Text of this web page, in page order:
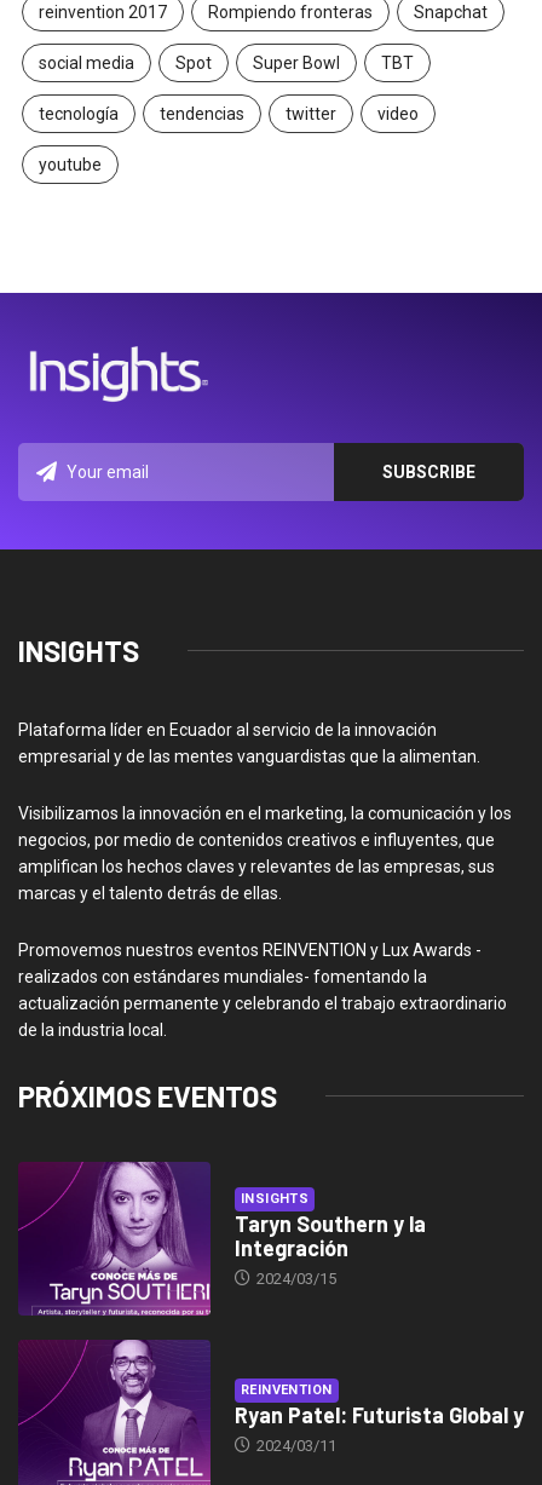
reinvention 2017 Rompiendo fronteras Snapchat
social media Spot Super Bowl TBT
tecnología tendencias twitter video
youtube
INSIGHTS
Plataforma líder en Ecuador al servicio de la innovación
empresarial y de las mentes vanguardistas que la alimentan.
Visibilizamos la innovación en el marketing, la comunicación y los
negocios, por medio de contenidos creativos e influyentes, que
amplifican los hechos claves y relevantes de las empresas, sus
marcas y el talento detrás de ellas.
Promovemos nuestros eventos REINVENTION y Lux Awards -
realizados con estándares mundiales- fomentando la
actualización permanente y celebrando el trabajo extraordinario
de la industria local.
PRÓXIMOS EVENTOS
INSIGHTS
Taryn Southern y la
Integración
2024/03/15
REINVENTION
Ryan Patel: Futurista Global y
2024/03/11